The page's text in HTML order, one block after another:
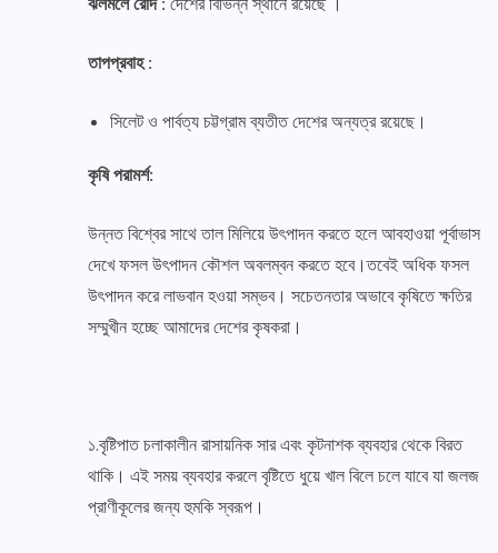
তাপপ্রবাহ :
সিলেট ও পার্বত্য চট্টগ্রাম ব্যতীত দেশের অন্যত্র রয়েছে।
কৃষি পরামর্শ:
উন্নত বিশ্বের সাথে তাল মিলিয়ে উৎপাদন করতে হলে আবহাওয়া পূর্বাভাস
দেখে ফসল উৎপাদন কৌশল অবলম্বন করতে হবে।তবেই অধিক ফসল
উৎপাদন করে লাভবান হওয়া সম্ভব। সচেতনতার অভাবে কৃষিতে ক্ষতির
সম্মুখীন হচ্ছে আমাদের দেশের কৃষকরা।
১.বৃষ্টিপাত চলাকালীন রাসায়নিক সার এবং কৃটনাশক ব্যবহার থেকে বিরত
থাকি। এই সময় ব্যবহার করলে বৃষ্টিতে ধুয়ে খাল বিলে চলে যাবে যা জলজ
প্রাণীকূলের জন্য হুমকি স্বরূপ।